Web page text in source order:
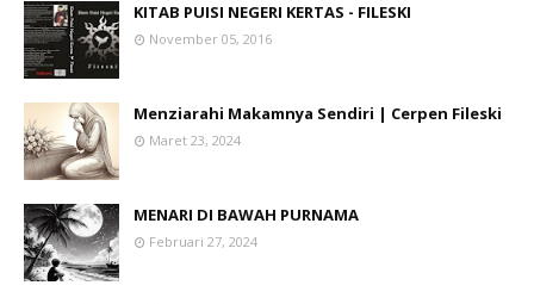
KITAB PUISI NEGERI KERTAS - FILESKI
November 05, 2016
Menziarahi Makamnya Sendiri | Cerpen Fileski
Maret 23, 2024
MENARI DI BAWAH PURNAMA
Februari 27, 2024